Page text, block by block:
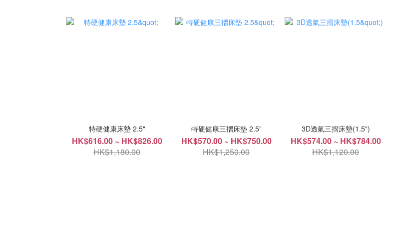
特硬健康床墊 2.5"
HK$616.00 ~ HK$826.00
HK$1,180.00
特硬健康三摺床墊 2.5"
HK$570.00 ~ HK$750.00
HK$1,250.00
3D透氣三摺床墊(1.5")
HK$574.00 ~ HK$784.00
HK$1,120.00